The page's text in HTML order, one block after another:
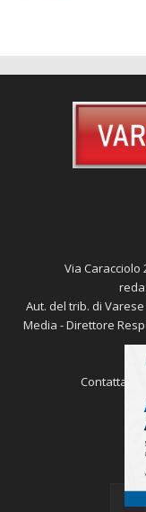
Via Caracciolo
Aut. del trib. di
Media - Direttore
Contattaci: